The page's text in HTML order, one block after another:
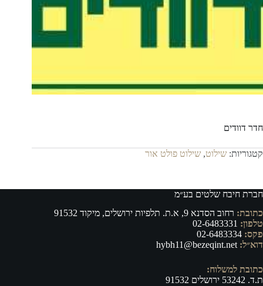
חדר דוודים
קטגוריות: שילוט, שילוט פולט אור
חברת חיבח שלטים בע״מ
כתובת: רחוב הסדנא 9, א.ת. תלפיות ירושלים, מיקוד 91532
טלפון: 02-6483331
פקס:
דוא״ל: hybh11@bezeqint.net
כתובת למשלוח:
ת.ד. 53242 ירושלים 91532